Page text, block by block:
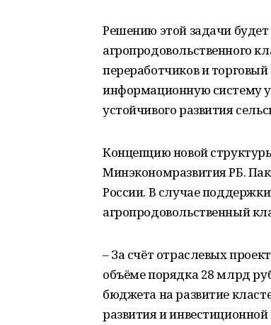
Решению этой задачи будет
агропродовольственного
переработчиков и
информационную систему
устойчивого развития
Концепцию новой
Минэкономразвития РБ.
России. В случае
агропродовольственный
– За счёт отраслевых
объёме порядка 28 млрд
бюджета на развитие
развития и